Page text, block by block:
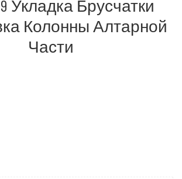
Укладка Брусчатки
Колонны Алтарной
Части